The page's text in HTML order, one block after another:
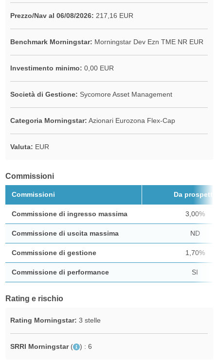
Prezzo/Nav al 06/08/2026: 217,16 EUR
Benchmark Morningstar: Morningstar Dev Ezn TME NR EUR
Investimento minimo: 0,00 EUR
Società di Gestione: Sycomore Asset Management
Categoria Morningstar: Azionari Eurozona Flex-Cap
Valuta: EUR
Commissioni
Commissioni Da prospetto
Commissione di ingresso massima 3,00%
Commissione di uscita massima ND
Commissione di gestione 1,70%
Commissione di performance SI
Rating e rischio
Rating Morningstar: 3 stelle
SRRI Morningstar ( ) : 6